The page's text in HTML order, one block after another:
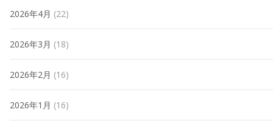
2026年4月 (22)
2026年3月 (18)
2026年2月 (16)
2026年1月 (16)